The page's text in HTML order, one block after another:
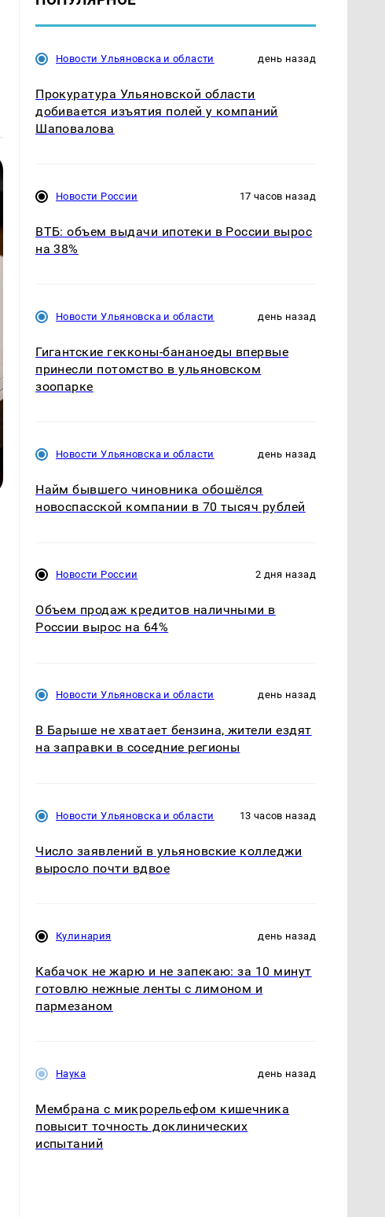
Новости Ульяновска и области день назад
Прокуратура Ульяновской области
добивается изъятия полей у компаний
Шаповалова
Новости России 17 часов назад
ВТБ: объем выдачи ипотеки в России вырос
на 38%
Новости Ульяновска и области день назад
Гигантские гекконы-бананоеды впервые
принесли потомство в ульяновском
зоопарке
Новости Ульяновска и области день назад
Найм бывшего чиновника обошёлся
новоспасской компании в 70 тысяч рублей
Новости России 2 дня назад
Объем продаж кредитов наличными в
России вырос на 64%
Новости Ульяновска и области день назад
В Барыше не хватает бензина, жители ездят
на заправки в соседние регионы
Новости Ульяновска и области 13 часов назад
Число заявлений в ульяновские колледжи
выросло почти вдвое
Кулинария день назад
Кабачок не жарю и не запекаю: за 10 минут
готовлю нежные ленты с лимоном и
пармезаном
Наука день назад
Мембрана с микрорельефом кишечника
повысит точность доклинических
испытаний